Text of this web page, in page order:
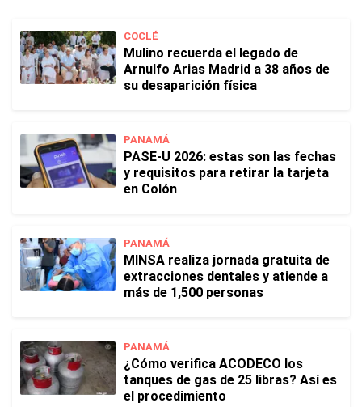
COCLÉ
Mulino recuerda el legado de
Arnulfo Arias Madrid a 38 años de
su desaparición física
PANAMÁ
PASE-U 2026: estas son las fechas
y requisitos para retirar la tarjeta
en Colón
PANAMÁ
MINSA realiza jornada gratuita de
extracciones dentales y atiende a
más de 1,500 personas
PANAMÁ
¿Cómo verifica ACODECO los
tanques de gas de 25 libras? Así es
el procedimiento